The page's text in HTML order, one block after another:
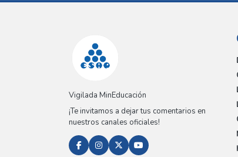
Vigilada MinEducación
¡Te invitamos a dejar tus comentarios en
nuestros canales oficiales!